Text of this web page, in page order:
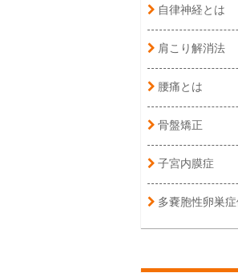
自律神経とは
肩こり解消法
腰痛とは
骨盤矯正
子宮内膜症
多嚢胞性卵巣